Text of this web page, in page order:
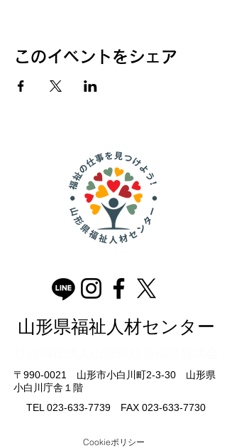
このイベントをシェア
山形県福祉人材センター
〒990-0021 山形市小白川町2-3-30 山形県
小白川庁舎１階
TEL 023-633-7739 FAX 023-633-7730
Cookieポリシー